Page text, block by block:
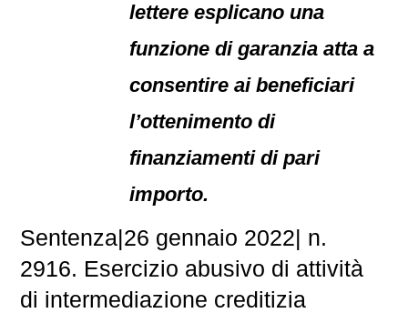
lettere esplicano una
funzione di garanzia atta a
consentire ai beneficiari
l’ottenimento di
finanziamenti di pari
importo.
Sentenza|26 gennaio 2022| n.
2916. Esercizio abusivo di attività
di intermediazione creditizia